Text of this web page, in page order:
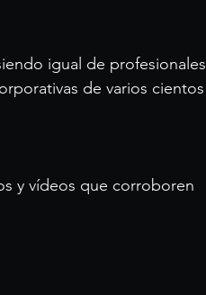
igual de profesionales
de varios cientos
y vídeos que corroboren